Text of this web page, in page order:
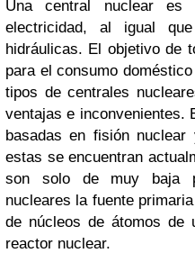
Una central nuclear es
electricidad, al igual
hidráulicas. El objetivo de
para el consumo
tipos de centrales
ventajas e inconvenientes.
basadas en fisión
estas se encuentran
son solo de muy baja
nucleares la fuente
de núcleos de átomos de
reactor nuclear.